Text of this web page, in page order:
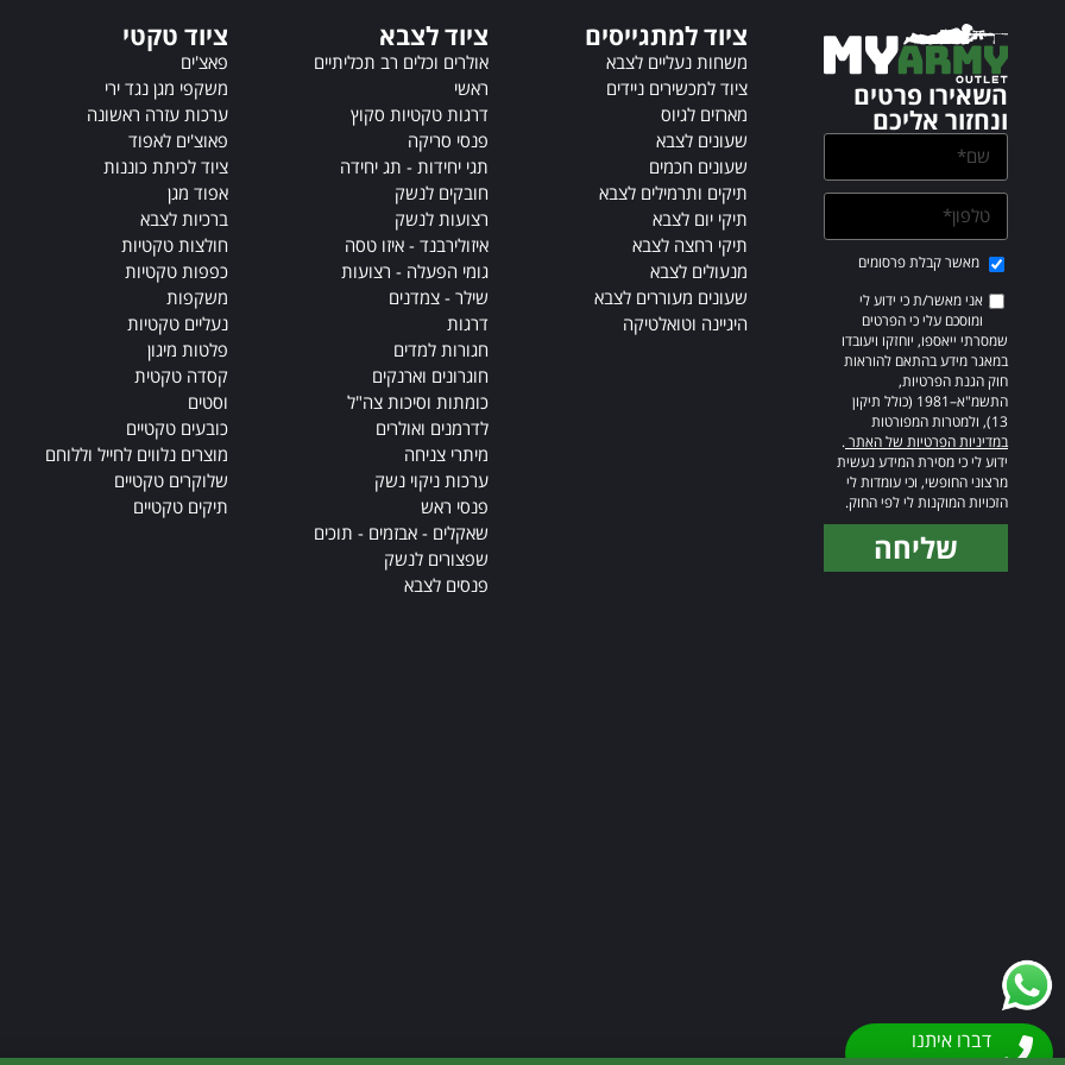
e
:
השאירו פרטים
ונחזור אליכם
מאשר קבלת פרסומים
אני מאשר/ת כי ידוע לי
ומוסכם עלי כי הפרטים
שמסרתי ייאספו, יוחזקו ויעובדו
במאגר מידע בהתאם להוראות
חוק הגנת הפרטיות,
התשמ"א–1981 (כולל תיקון
13), ולמטרות המפורטות
במדיניות הפרטיות של האתר.
ידוע לי כי מסירת המידע נעשית
מרצוני החופשי, וכי עומדות לי
הזכויות המוקנות לי לפי החוק.
שליחה
ציוד למתגייסים
משחות נעליים לצבא
ציוד למכשירים ניידים
מארזים לגיוס
שעונים לצבא
שעונים חכמים
תיקים ותרמילים לצבא
תיקי יום לצבא
תיקי רחצה לצבא
מנעולים לצבא
שעונים מעוררים לצבא
היגיינה וטואלטיקה
ציוד לצבא
אולרים וכלים רב תכליתיים
ראשי
דרגות טקטיות סקוץ
פנסי סריקה
תגי יחידות - תג יחידה
חובקים לנשק
רצועות לנשק
איזולירבנד - איזו טסה
גומי הפעלה - רצועות
שילר - צמדנים
דרגות
חגורות למדים
חוגרונים וארנקים
כומתות וסיכות צה"ל
לדרמנים ואולרים
מיתרי צניחה
ערכות ניקוי נשק
פנסי ראש
שאקלים - אבזמים - תוכים
שפצורים לנשק
פנסים לצבא
ציוד טקטי
פאצ'ים
משקפי מגן נגד ירי
ערכות עזרה ראשונה
פאוצ'ים לאפוד
ציוד לכיתת כוננות
אפוד מגן
ברכיות לצבא
חולצות טקטיות
כפפות טקטיות
משקפות
נעליים טקטיות
פלטות מיגון
קסדה טקטית
וסטים
כובעים טקטיים
מוצרים נלווים לחייל וללוחם
שלוקרים טקטיים
תיקים טקטיים
דברו איתנו